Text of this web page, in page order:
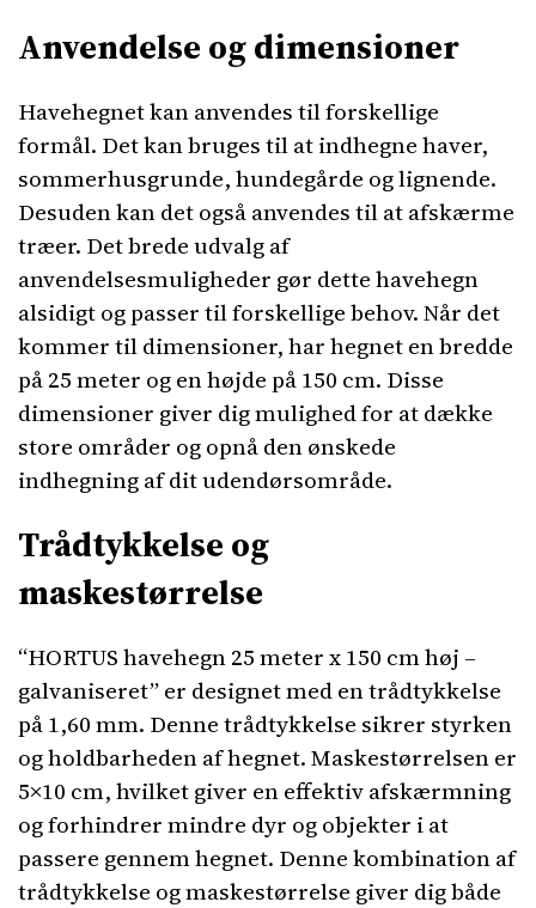
Anvendelse og dimensioner
Havehegnet kan anvendes til forskellige
formål. Det kan bruges til at indhegne haver,
sommerhusgrunde, hundegårde og lignende.
Desuden kan det også anvendes til at afskærme
træer. Det brede udvalg af
anvendelsesmuligheder gør dette havehegn
alsidigt og passer til forskellige behov. Når det
kommer til dimensioner, har hegnet en bredde
på 25 meter og en højde på 150 cm. Disse
dimensioner giver dig mulighed for at dække
store områder og opnå den ønskede
indhegning af dit udendørsområde.
Trådtykkelse og
maskestørrelse
“HORTUS havehegn 25 meter x 150 cm høj –
galvaniseret” er designet med en trådtykkelse
på 1,60 mm. Denne trådtykkelse sikrer styrken
og holdbarheden af hegnet. Maskestørrelsen er
5×10 cm, hvilket giver en effektiv afskærmning
og forhindrer mindre dyr og objekter i at
passere gennem hegnet. Denne kombination af
trådtykkelse og maskestørrelse giver dig både